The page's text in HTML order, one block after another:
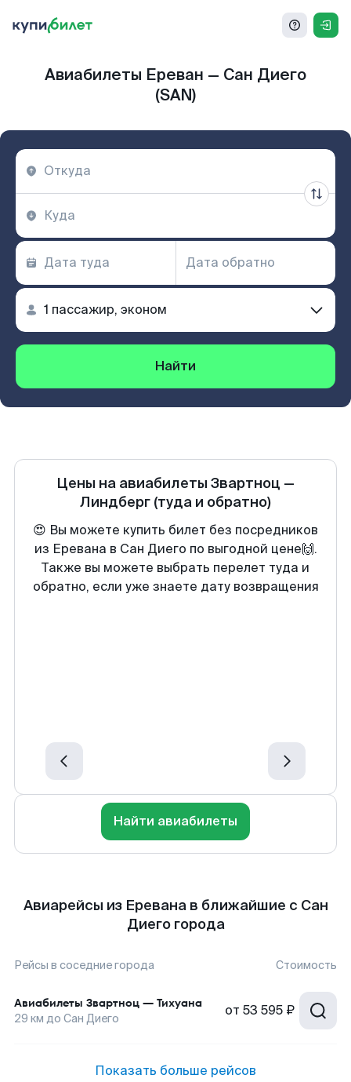
Авиабилеты Ереван — Сан Диего
(SAN)
Найти
Цены на авиабилеты Звартноц —
Линдберг (туда и обратно)
😍 Вы можете купить билет без посредников
из Еревана в Сан Диего по выгодной цене🙌.
Также вы можете выбрать перелет туда и
обратно, если уже знаете дату возвращения
Найти авиабилеты
Авиарейсы из Еревана в ближайшие с Сан
Диего города
Рейсы в соседние города Стоимость
Авиабилеты Звартноц — Тихуана
29 км до Сан Диего от 53 595 ₽
Показать больше рейсов